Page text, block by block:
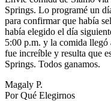
Springs. Lo programé un
para confirmar que había
había elegido el día
5:00 p.m. y la comida llegó
fue increíble y resulta que
Springs. Todos ganamos.
Magaly P.
Por Qué Elegirnos